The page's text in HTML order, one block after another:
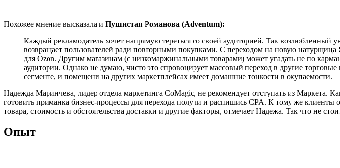
Похожее мнение высказала и Пушистая Романова (Adventum):
Каждый рекламодатель хочет напрямую тереться со своей аудиторией. Так возлюбленный
возвращает пользователей ради повторными покупками. С переходом на новую
для Ozon. Другим магазинам (с низкомаржинальными товарами) может угадать не по
аудитории. Однако не думаю, чисто это спровоцирует массовый переход в другие
сегменте, и помещени на других маркетплейсах имеет домашние тонкости в окупаемости.
Надежда Маринчева, лидер отдела маркетинга CoMagic, не рекомендует отступать из Маркета.
готовить приманка бизнес-процессы для перехода получи и распишись CPA. К тому же
товара, стоимость и обстоятельства доставки и другие факторы, отмечает Надежа. Так что не
Опыт